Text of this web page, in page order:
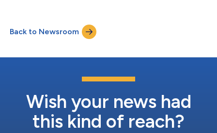
utilizzando ambienti di ricerca di livello mondiale. Nell'ambito di
questa iniziativa, Rigaku sta collaborando con imec, un polo
Back to Newsroom
Wish your news had
this kind of reach?